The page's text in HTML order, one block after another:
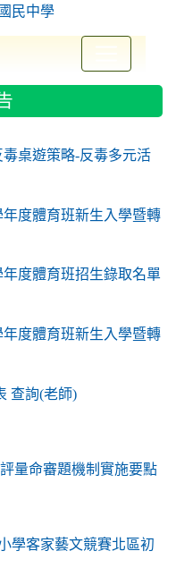
ryjh011/
桌遊策略-反毒多元活
度體育班新生入學暨轉
度體育班招生錄取名單
度體育班新生入學暨轉
查詢(老師)
ryjh011/
量命審題機制實施要點
m2.ryjh.tyc.edu.tw/
ryjh011/
學客家藝文競賽北區初